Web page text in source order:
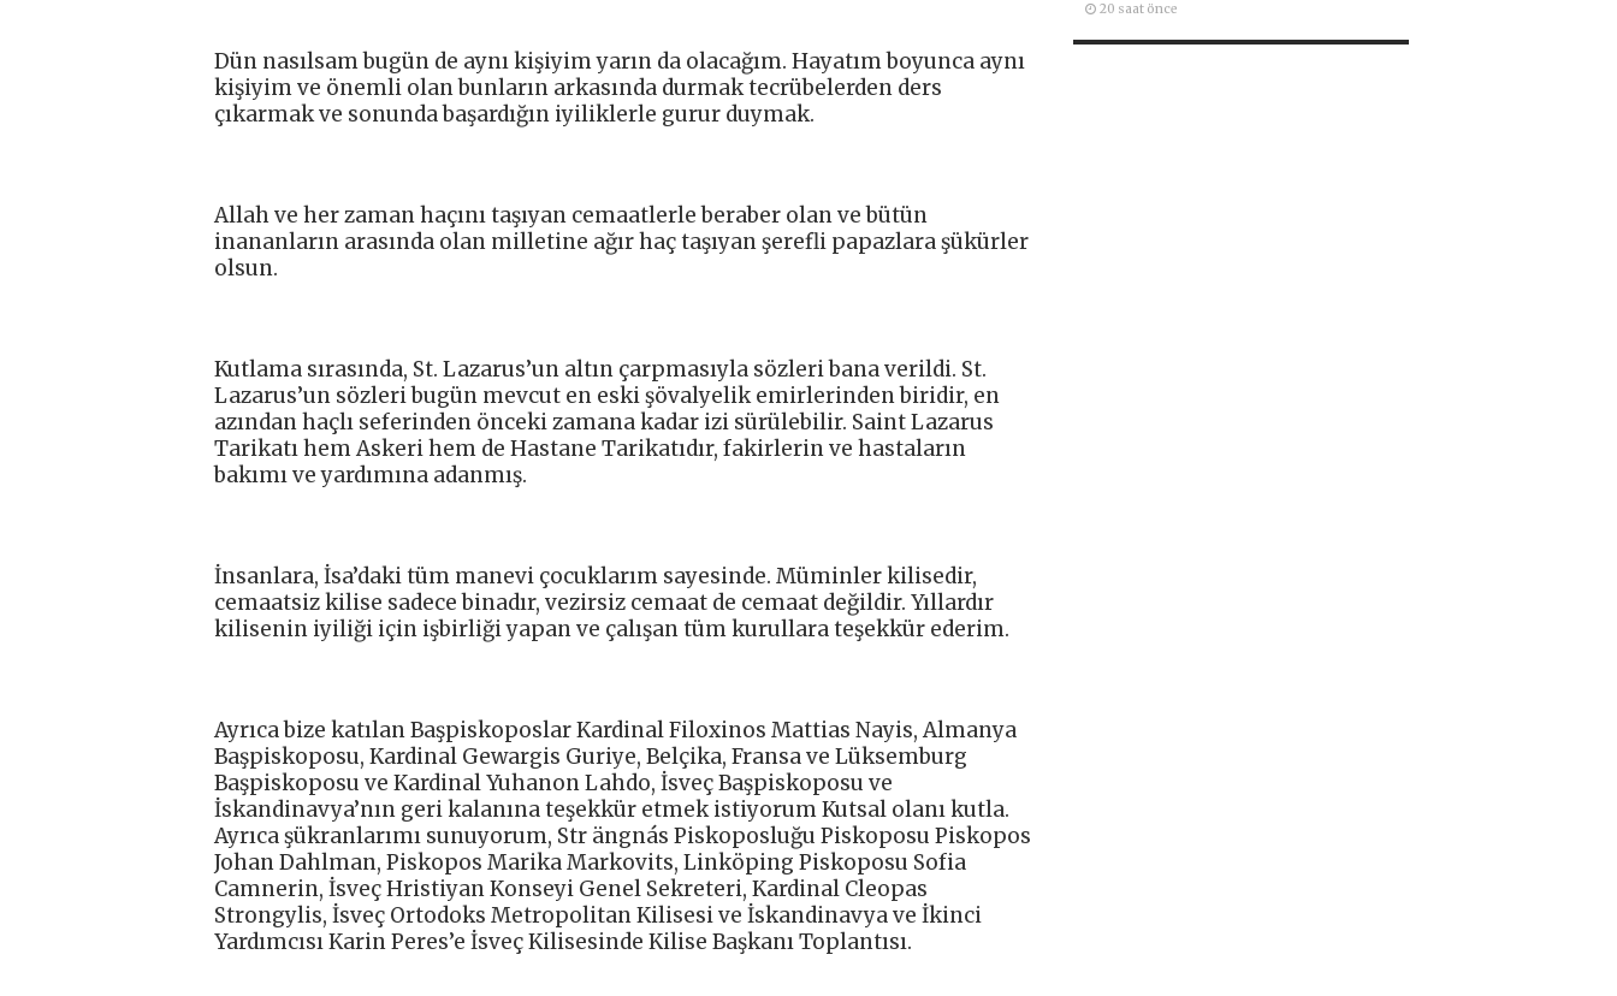
Dün nasılsam bugün de aynı kişiyim yarın da olacağım. Hayatım boyunca aynı
kişiyim ve önemli olan bunların arkasında durmak tecrübelerden ders
çıkarmak ve sonunda başardığın iyiliklerle gurur duymak.
Allah ve her zaman haçını taşıyan cemaatlerle beraber olan ve bütün
inananların arasında olan milletine ağır haç taşıyan şerefli papazlara şükürler
olsun.
Kutlama sırasında, St. Lazarus’un altın çarpmasıyla sözleri bana verildi. St.
Lazarus’un sözleri bugün mevcut en eski şövalyelik emirlerinden biridir, en
azından haçlı seferinden önceki zamana kadar izi sürülebilir. Saint Lazarus
Tarikatı hem Askeri hem de Hastane Tarikatıdır, fakirlerin ve hastaların
bakımı ve yardımına adanmış.
İnsanlara, İsa’daki tüm manevi çocuklarım sayesinde. Müminler kilisedir,
cemaatsiz kilise sadece binadır, vezirsiz cemaat de cemaat değildir. Yıllardır
kilisenin iyiliği için işbirliği yapan ve çalışan tüm kurullara teşekkür ederim.
Ayrıca bize katılan Başpiskoposlar Kardinal Filoxinos Mattias Nayis, Almanya
Başpiskoposu, Kardinal Gewargis Guriye, Belçika, Fransa ve Lüksemburg
Başpiskoposu ve Kardinal Yuhanon Lahdo, İsveç Başpiskoposu ve
İskandinavya’nın geri kalanına teşekkür etmek istiyorum Kutsal olanı kutla.
Ayrıca şükranlarımı sunuyorum, Str ängnás Piskoposluğu Piskoposu Piskopos
Johan Dahlman, Piskopos Marika Markovits, Linköping Piskoposu Sofia
Camnerin, İsveç Hristiyan Konseyi Genel Sekreteri, Kardinal Cleopas
Strongylis, İsveç Ortodoks Metropolitan Kilisesi ve İskandinavya ve İkinci
Yardımcısı Karin Peres’e İsveç Kilisesinde Kilise Başkanı Toplantısı.
20 saat önce